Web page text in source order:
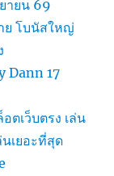
ายน 69
ย โบนัสใหญ่
Dann 17
ตเว็บตรง เล่น
เยอะที่สุด